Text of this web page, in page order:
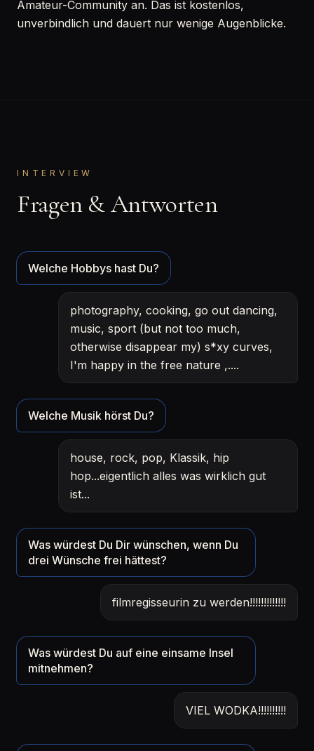
Amateur-Community an. Das ist kostenlos,
unverbindlich und dauert nur wenige Augenblicke.
INTERVIEW
Fragen & Antworten
Welche Hobbys hast Du?
photography, cooking, go out dancing,
music, sport (but not too much,
otherwise disappear my) s*xy curves,
I'm happy in the free nature ,....
Welche Musik hörst Du?
house, rock, pop, Klassik, hip
hop...eigentlich alles was wirklich gut
ist...
Was würdest Du Dir wünschen, wenn Du
drei Wünsche frei hättest?
filmregisseurin zu werden!!!!!!!!!!!!!
Was würdest Du auf eine einsame Insel
mitnehmen?
VIEL WODKA!!!!!!!!!!